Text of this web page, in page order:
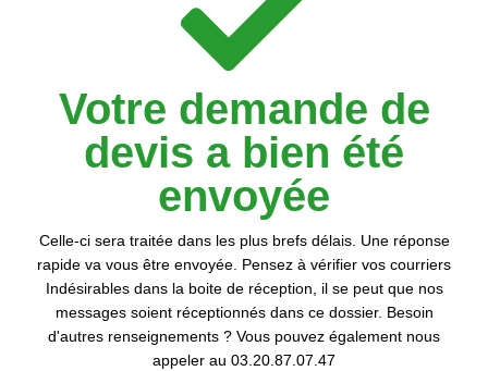
Votre demande de
devis a bien été
envoyée
Celle-ci sera traitée dans les plus brefs délais. Une réponse
rapide va vous être envoyée. Pensez à vérifier vos courriers
Indésirables dans la boite de réception, il se peut que nos
messages soient réceptionnés dans ce dossier. Besoin
d'autres renseignements ? Vous pouvez également nous
appeler au 03.20.87.07.47